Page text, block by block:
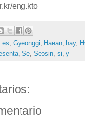
eng.kto
es, Gyeonggi, Haean, hay,
, Se, Seosin, si, y